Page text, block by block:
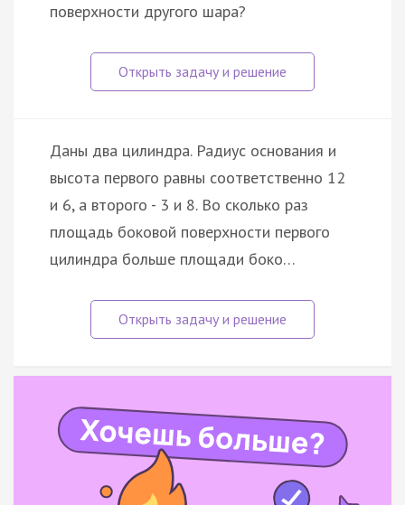
поверхности другого шара?
Даны два цилиндра. Радиус основания и
высота первого равны соответственно 12
и 6, а второго - 3 и 8. Во сколько раз
площадь боковой поверхности первого
цилиндра больше площади боко…